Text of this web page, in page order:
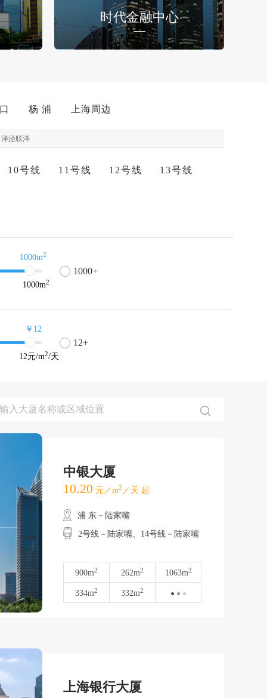
时代金融中心
杨 浦 上海周边
洋泾联洋
10号线 11号线 12号线 13号线
1000m2
1000m2
1000+
￥12
12元/m2/天
12+
中银大厦
10.20 元／m2 ／天 起
浦 东－陆家嘴
2号线－陆家嘴、14号线－陆家嘴
900m2 262m2 1063m2
334m2 332m2
上海银行大厦